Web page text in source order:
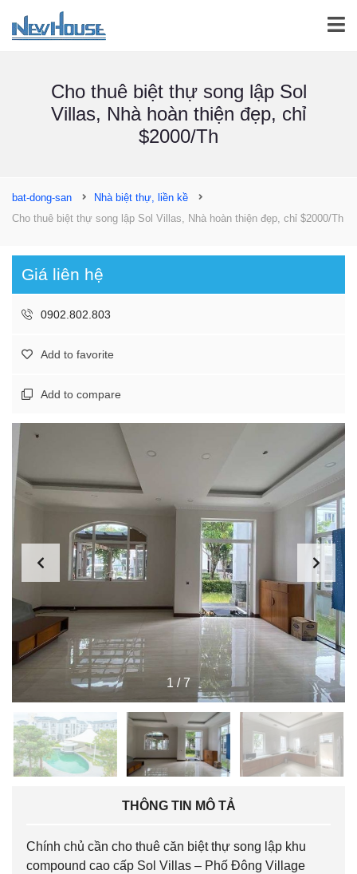
Cho thuê biệt thự song lập Sol
Villas, Nhà hoàn thiện đẹp, chỉ
$2000/Th
bat-dong-san
Nhà biệt thự, liền kề
Cho thuê biệt thự song lập Sol Villas, Nhà hoàn thiện đẹp, chỉ $2000/Th
Giá liên hệ
0902.802.803
Add to favorite
Add to compare
1 /7
THÔNG TIN MÔ TẢ
Chính chủ cần cho thuê căn biệt thự song lập khu
compound cao cấp Sol Villas – Phố Đông Village